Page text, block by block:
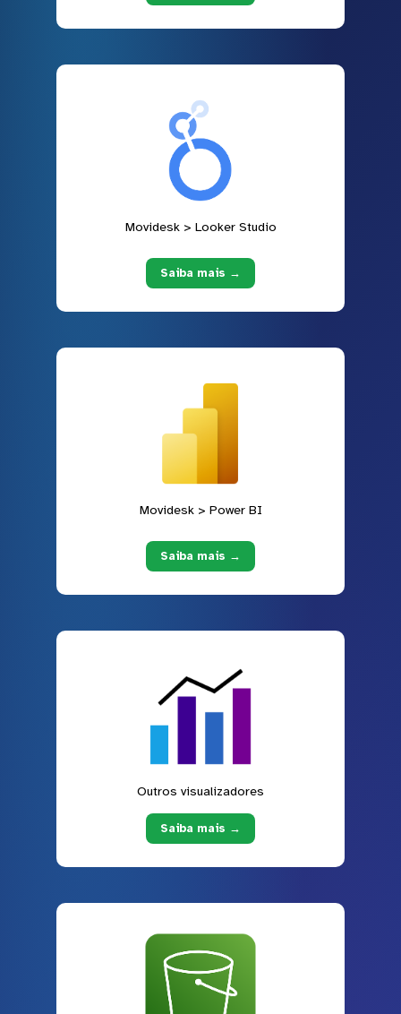
Movidesk > Looker Studio
Saiba mais →
Movidesk > Power BI
Saiba mais →
Outros visualizadores
Saiba mais →